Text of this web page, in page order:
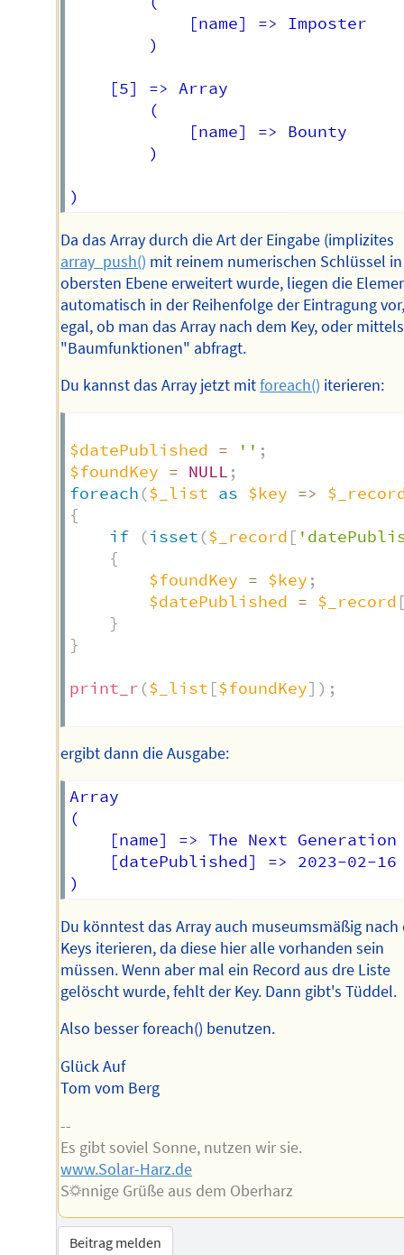
            [name] => Imposter
        )
    [5] => Array
        (
            [name] => Bounty
        )
Da das Array durch die Art der Eingabe (implizites
array_push() mit reinem numerischen Schlüssel
obersten Ebene erweitert wurde, liegen die
automatisch in der Reihenfolge der Eintragung
egal, ob man das Array nach dem Key, oder
"Baumfunktionen" abfragt.
Du kannst das Array jetzt mitforeach() iterieren:
$datePublished = '' ;
$foundKey = NULL ;
foreach ($_list as $key =>
{
if
(isset ($_record [
{
$foundKey = $key ;
$datePublished = $_record
}
}
print_r ($_list [$foundKey] ) ;
ergibt dann die Ausgabe:
Array
(
    [name] => The Next Generation
    [datePublished] => 2023-02-16
Du könntest das Array auch museumsmäßig nach
Keys iterieren, da diese hier alle vorhanden sein
müssen. Wenn aber mal ein Record aus dre Liste
gelöscht wurde, fehlt der Key. Dann gibt's Tüddel.
Also besser foreach() benutzen.
Glück Auf
Tom vom Berg
--
Es gibt soviel Sonne, nutzen wir sie.
www.Solar-Harz.de
S☼nnige Grüße aus dem Oberharz
Beitrag melden